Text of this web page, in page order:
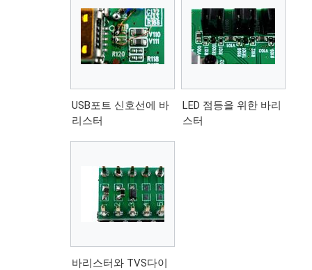
USB포트 신호선에 바
리스터
LED 점등을 위한 바리
스터
바리스터와 TVS다이